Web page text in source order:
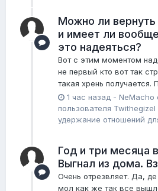
Можно ли
и имеет ли
это надеяться?
Вот с этим моментом
не первый кто вот так
такая хрень получается.
1 час назад - NeMacho
пользователя Twithegizel
удержание отношений
Год и три месяца
Выгнал из дома.
Очень отрезвляет. Да,
мол как же так все